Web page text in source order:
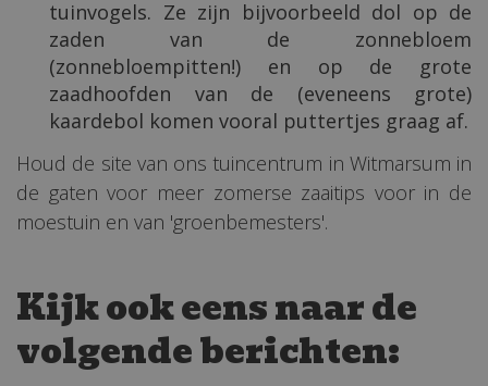
tuinvogels. Ze zijn bijvoorbeeld dol op de
zaden van de zonnebloem
(zonnebloempitten!) en op de grote
zaadhoofden van de (eveneens grote)
kaardebol komen vooral puttertjes graag af.
Houd de site van ons tuincentrum in Witmarsum in
de gaten voor meer zomerse zaaitips voor in de
moestuin en van 'groenbemesters'.
Kijk ook eens naar de
volgende berichten: